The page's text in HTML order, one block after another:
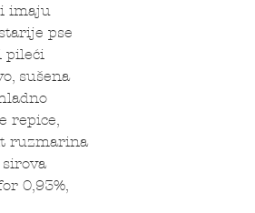
imaju
pse
pileći
sušena
repice,
ruzmarina
0,93%,